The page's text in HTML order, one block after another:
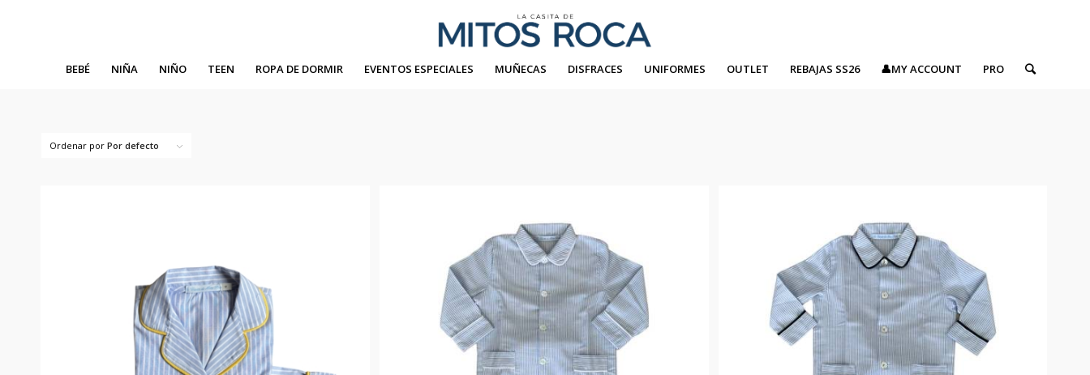
BEBÉ NIÑA NIÑO TEEN ROPA DE DORMIR EVENTOS ESPECIALES MUÑECAS DISFRACES UNIFORMES OUTLET REBAJAS SS26 👤MY ACCOUNT PRO
Ordenar por Por defecto